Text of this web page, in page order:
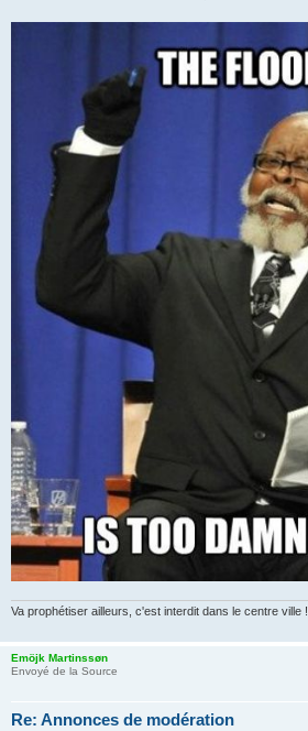
e
Va prophétiser ailleurs, c'est interdit dans le centre ville !
Emöjk Martinssøn
Envoyé de la Source
Re: Annonces de modération